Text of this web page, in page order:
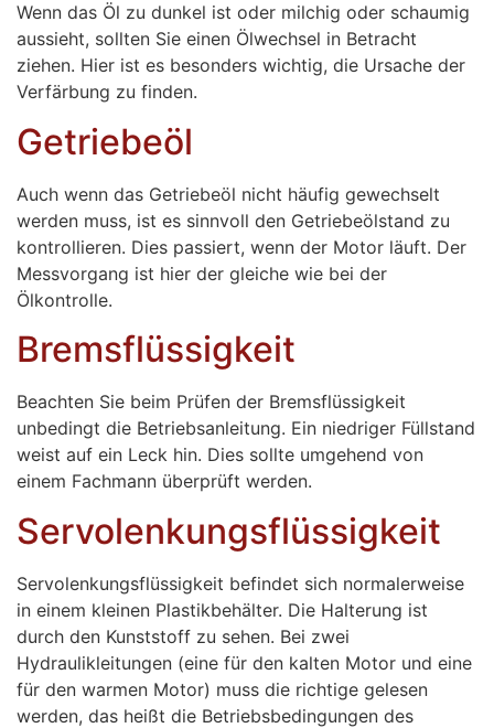
Wenn das Öl zu dunkel ist oder milchig oder schaumig
aussieht, sollten Sie einen Ölwechsel in Betracht
ziehen. Hier ist es besonders wichtig, die Ursache der
Verfärbung zu finden.
Getriebeöl
Auch wenn das Getriebeöl nicht häufig gewechselt
werden muss, ist es sinnvoll den Getriebeölstand zu
kontrollieren. Dies passiert, wenn der Motor läuft. Der
Messvorgang ist hier der gleiche wie bei der
Ölkontrolle.
Bremsflüssigkeit
Beachten Sie beim Prüfen der Bremsflüssigkeit
unbedingt die Betriebsanleitung. Ein niedriger Füllstand
weist auf ein Leck hin. Dies sollte umgehend von
einem Fachmann überprüft werden.
Servolenkungsflüssigkeit
Servolenkungsflüssigkeit befindet sich normalerweise
in einem kleinen Plastikbehälter. Die Halterung ist
durch den Kunststoff zu sehen. Bei zwei
Hydraulikleitungen (eine für den kalten Motor und eine
für den warmen Motor) muss die richtige gelesen
werden, das heißt die Betriebsbedingungen des